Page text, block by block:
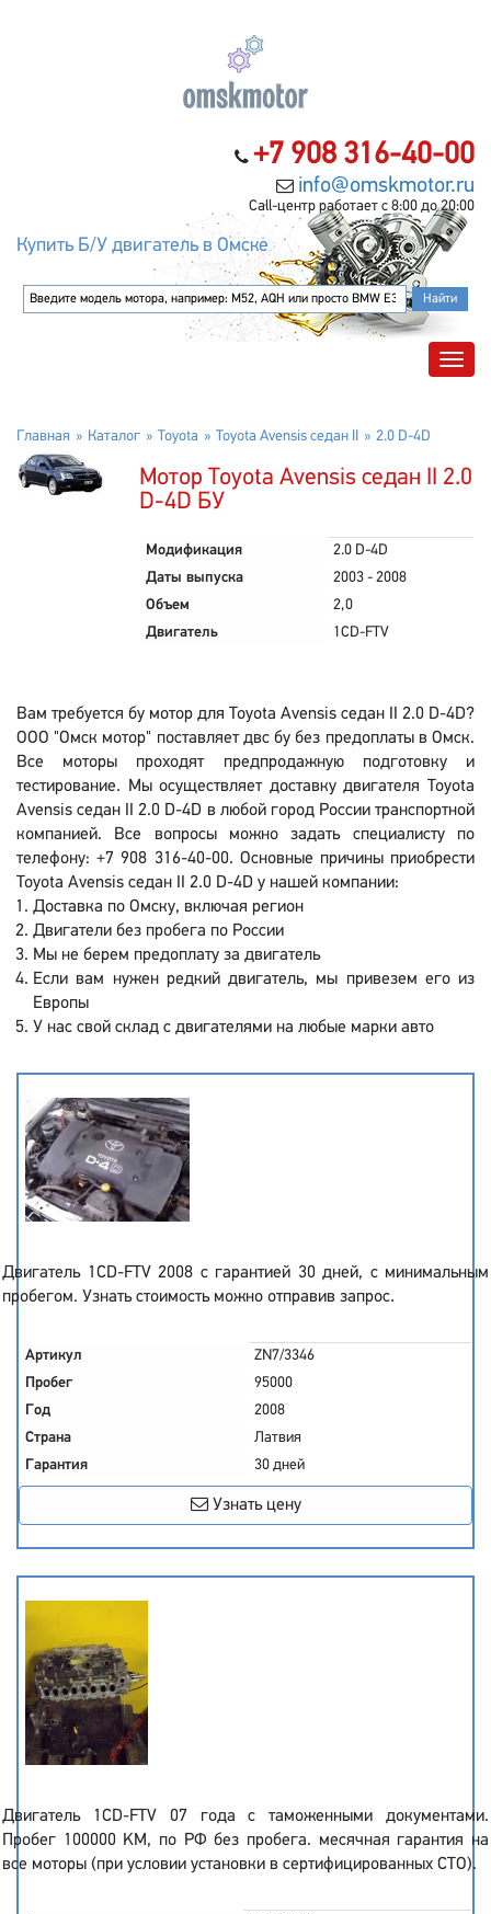
+7 908 316-40-00
info@omskmotor.ru
Call-центр работает с 8:00 до 20:00
Купить Б/У двигатель в Омске
Главная Каталог Toyota Toyota Avensis седан II 2.0 D-4D
Мотор Toyota Avensis седан II 2.0
D-4D БУ
Модификация
2.0 D-4D
Даты выпуска
2003 - 2008
Объем
2,0
Двигатель
1CD-FTV
Вам требуется бу мотор для Toyota Avensis седан II 2.0 D-4D?
ООО "Омск мотор" поставляет двс бу без предоплаты в Омск.
Все моторы проходят предпродажную подготовку и
тестирование. Мы осуществляет доставку двигателя Toyota
Avensis седан II 2.0 D-4D в любой город России транспортной
компанией. Все вопросы можно задать специалисту по
телефону: +7 908 316-40-00. Основные причины приобрести
Toyota Avensis седан II 2.0 D-4D у нашей компании:
Доставка по Омску, включая регион
Двигатели без пробега по России
Мы не берем предоплату за двигатель
Если вам нужен редкий двигатель, мы привезем его из
Европы
У нас свой склад с двигателями на любые марки авто
Двигатель 1CD-FTV 2008 с гарантией 30 дней, с минимальным
пробегом. Узнать стоимость можно отправив запрос.
Артикул
ZN7/3346
Пробег
95000
Год
2008
Страна
Латвия
Гарантия
30 дней
Узнать цену
Двигатель 1CD-FTV 07 года с таможенными документами.
Пробег 100000 KM, по РФ без пробега. месячная гарантия на
все моторы (при условии установки в сертифицированных СТО).